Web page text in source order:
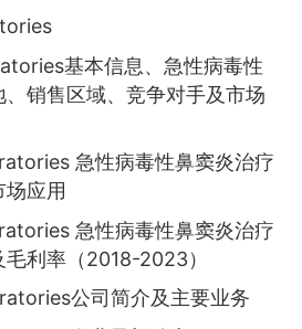
基本信息、急性病毒性
销售区域、竞争对手及市场
急性病毒性鼻窦炎治疗
应用
急性病毒性鼻窦炎治疗
利率（2018-2023）
公司简介及主要业务